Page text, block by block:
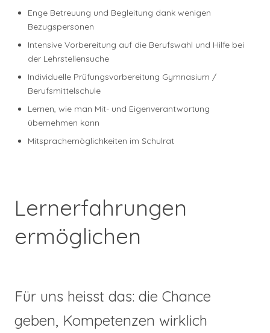
Enge Betreuung und Begleitung dank wenigen
Bezugspersonen
Intensive Vorbereitung auf die Berufswahl und Hilfe bei
der Lehrstellensuche
Individuelle Prüfungsvorbereitung Gymnasium /
Berufsmittelschule
Lernen, wie man Mit- und Eigenverantwortung
übernehmen kann
Mitsprachemöglichkeiten im Schulrat
Lernerfahrungen
ermöglichen
Für uns heisst das: die Chance
geben, Kompetenzen wirklich